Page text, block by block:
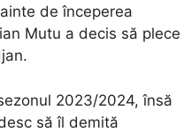
de începerea
Mutu a decis să plece
2023/2024, însă
să îl demită